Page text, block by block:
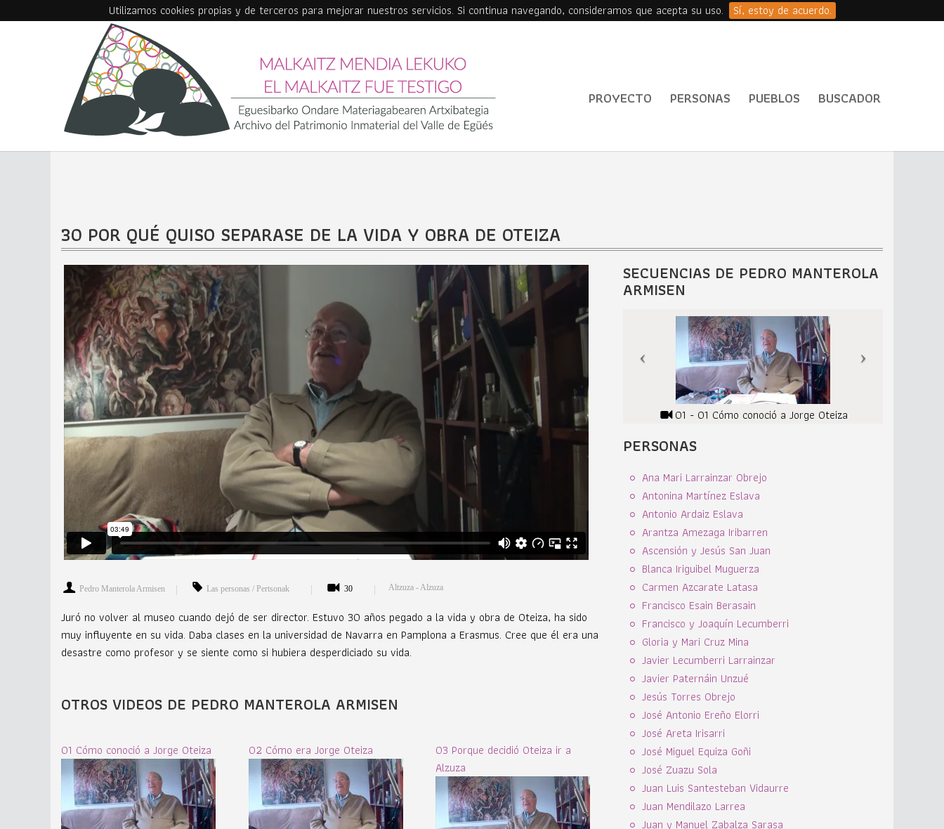
Utilizamos cookies propias y de terceros para mejorar nuestros servicios. Si continua navegando, consideramos que acepta su uso.
Sí, estoy de acuerdo.
PROYECTO PERSONAS PUEBLOS BUSCADOR
30 POR QUÉ QUISO SEPARASE DE LA VIDA Y OBRA DE OTEIZA
Pedro Manterola Armisen Las personas / Pertsonak 30 Altzuza - Alzuza
Juró no volver al museo cuando dejó de ser director. Estuvo 30 años pegado a la vida y obra de Oteiza, ha sido
muy influyente en su vida. Daba clases en la universidad de Navarra en Pamplona a Erasmus. Cree que él era una
desastre como profesor y se siente como si hubiera desperdiciado su vida.
OTROS VIDEOS DE PEDRO MANTEROLA ARMISEN
01 Cómo conoció a Jorge Oteiza 02 Cómo era Jorge Oteiza
03 Porque decidió Oteiza ir a
Alzuza
SECUENCIAS DE PEDRO MANTEROLA
ARMISEN
01 - 01 Cómo conoció a Jorge Oteiza
PERSONAS
Ana Mari Larrainzar Obrejo
Antonina Martínez Eslava
Antonio Ardaiz Eslava
Arantza Amezaga Iribarren
Ascensión y Jesús San Juan
Blanca Iriguibel Muguerza
Carmen Azcarate Latasa
Francisco Esain Berasain
Francisco y Joaquín Lecumberri
Gloria y Mari Cruz Mina
Javier Lecumberri Larrainzar
Javier Paternáin Unzué
Jesús Torres Obrejo
José Antonio Ereño Elorri
José Areta Irisarri
José Miguel Equiza Goñi
José Zuazu Sola
Juan Luis Santesteban Vidaurre
Juan Mendilazo Larrea
Juan y Manuel Zabalza Sarasa